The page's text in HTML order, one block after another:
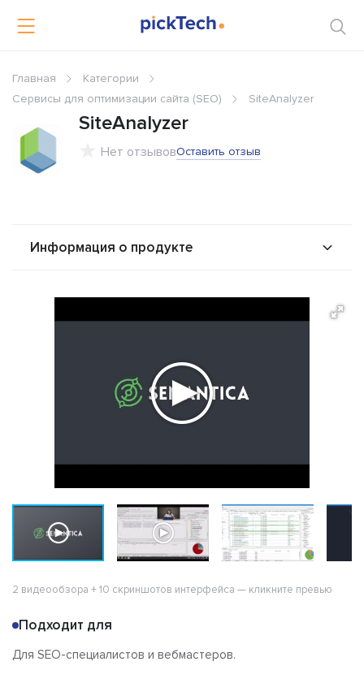
Главная
Категории
Сервисы для оптимизации сайта (SEO)
SiteAnalyzer
SiteAnalyzer
Нет отзывовОставить отзыв
Информация о продукте
2 видеообзора + 10 скриншотов интерфейса — кликните превью
Подходит для
Для SEO-специалистов и вебмастеров.